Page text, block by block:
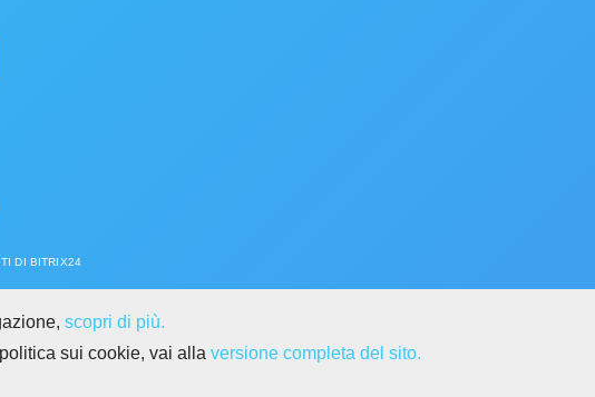
DI BITRIX24
scopri di più.
sui cookie, vai alla versione completa del sito.